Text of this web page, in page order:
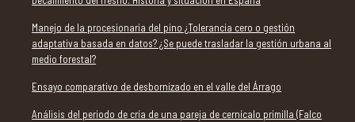
Manejo de la procesionaria del pino ¿Tolerancia cero o gestión
adaptativa basada en datos? ¿Se puede trasladar la gestión urbana al
medio forestal?
Ensayo comparativo de desbornizado en el valle del Árrago
Análisis del periodo de cría de una pareja de cernícalo primilla (Falco